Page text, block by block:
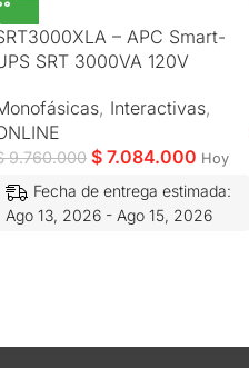
– APC Smart-
SRT 3000VA 120V
, Interactivas,
9.760.000 $ 7.084.000 Hoy
Fecha de entrega estimada:
Ago 13, 2026 - Ago 15, 2026